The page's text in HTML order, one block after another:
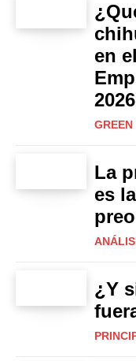
en
GREEN
La
es
¿Y